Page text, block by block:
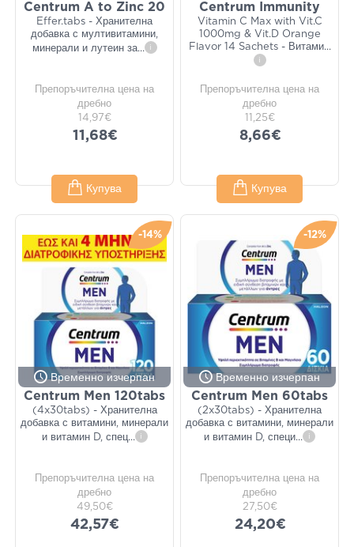
Centrum A to Zinc 20
Effer.tabs - Хранителна
добавка с мултивитамини,
минерали и лутеин за... i
Препоръчителна цена на
дребно
14,97€
11,68€
Купува
Centrum Immunity
Vitamin C Max with Vit.C
1000mg & Vit.D Orange
Flavor 14 Sachets - Витами...
i
Препоръчителна цена на
дребно
11,25€
8,66€
Купува
-14%
Временно изчерпан
Centrum Men 120tabs
(4x30tabs) - Хранителна
добавка с витамини, минерали
и витамин D, спец... i
Препоръчителна цена на
дребно
49,50€
42,57€
-12%
Временно изчерпан
Centrum Men 60tabs
(2x30tabs) - Хранителна
добавка с витамини, минерали
и витамин D, специ... i
Препоръчителна цена на
дребно
27,50€
24,20€